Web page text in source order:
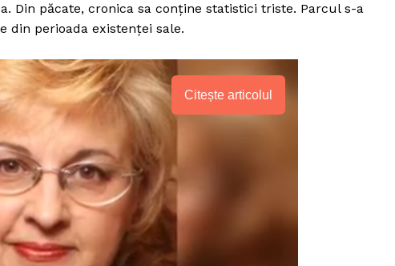
Din păcate, cronica sa conține statistici triste. Parcul s-a
din perioada existenței sale.
Citește articolul